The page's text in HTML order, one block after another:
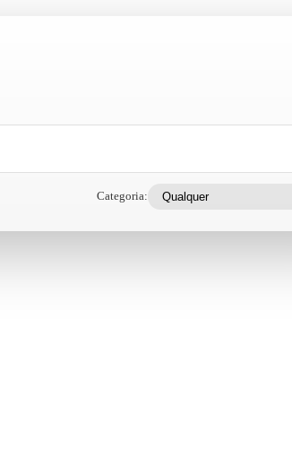
Categoria: